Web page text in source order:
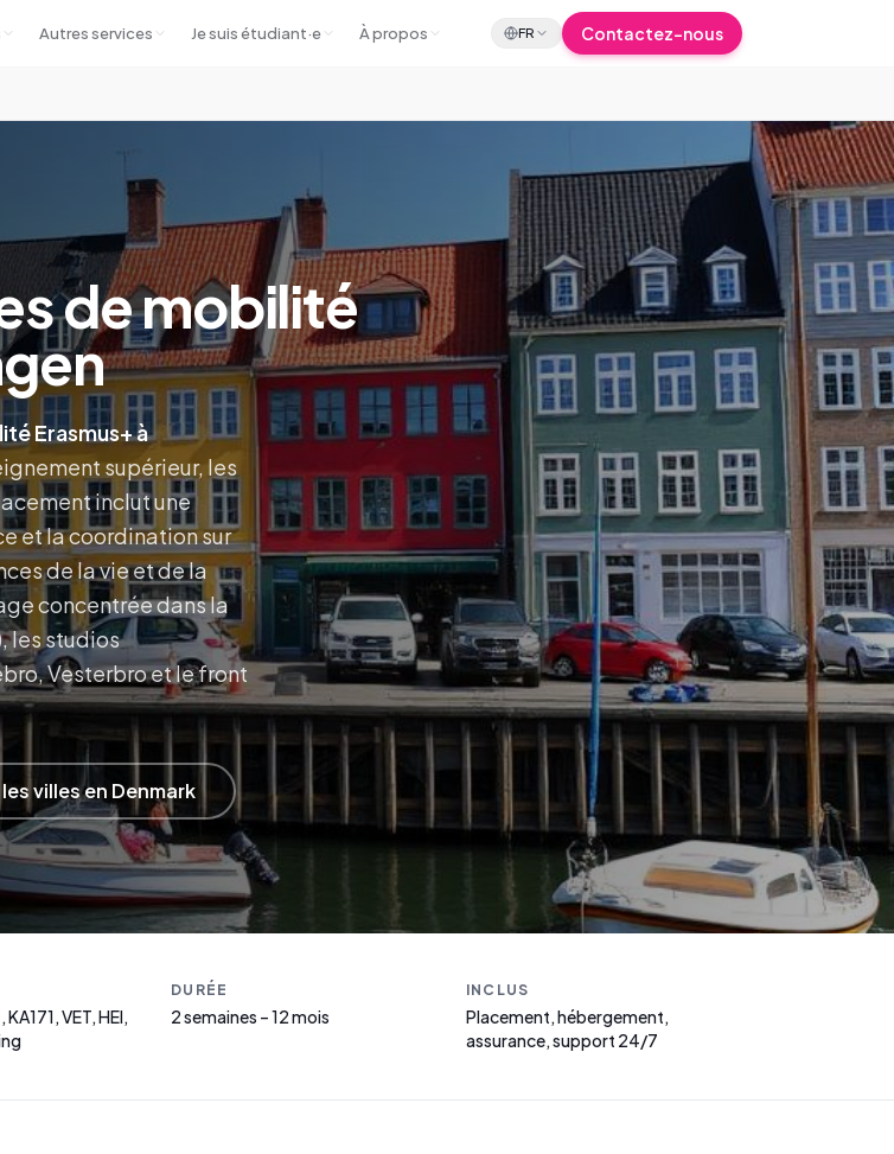
Autres services Je suis étudiant·e À propos FR Contactez-nous
de mobilité
Erasmus+ à
supérieur, les
inclut une
et la coordination sur
de la vie et de la
concentrée dans la
les studios
Vesterbro et le front
villes en Denmark
VET, HEI,
DURÉE
2 semaines – 12 mois
INCLUS
Placement, hébergement,
assurance, support 24/7